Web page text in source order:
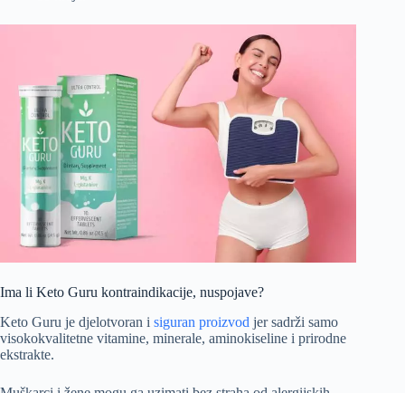
Ima li Keto Guru kontraindikacije, nuspojave?
Keto Guru je djelotvoran i siguran proizvod jer sadrži samo
visokokvalitetne vitamine, minerale, aminokiseline i prirodne
ekstrakte.